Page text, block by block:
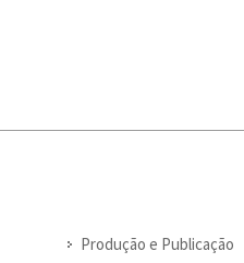
Produção e Publicação